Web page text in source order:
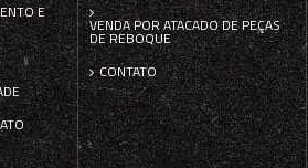
E
VENDA POR ATACADO DE PEÇAS
DE REBOQUE
CONTATO